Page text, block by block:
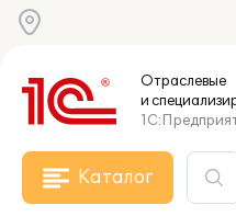
Отраслевые
и
Каталог